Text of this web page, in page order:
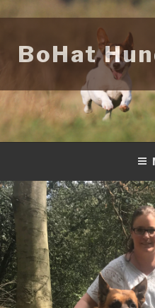
BoHat